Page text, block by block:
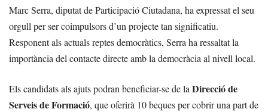
Marc Serra, diputat de Participació Ciutadana, ha expressat el seu
orgull per ser coimpulsors d’un projecte tan significatiu.
Responent als actuals reptes democràtics, Serra ha ressaltat la
importància del contacte directe amb la democràcia al nivell local.
Els candidats als ajuts podran beneficiar-se de la Direcció de
Serveis de Formació, que oferirà 10 beques per cobrir una part de